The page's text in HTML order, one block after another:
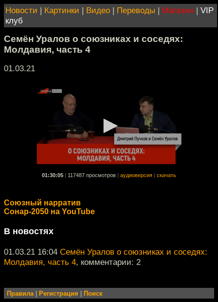
Новости | Картинки | Видео | Переводы | Магазин | VIP
клуб
Семён Уралов о союзниках и соседях:
Молдавия, часть 4
01.03.21
01:30:05 117487 просмотров аудиоверсия скачать
Союзный нарратив
Сонар-2050 на YouTube
В новостях
01.03.21 16:04 Семён Уралов о союзниках и соседях:
Молдавия, часть 4, комментарии: 2
Правила| Регистрация Поиск